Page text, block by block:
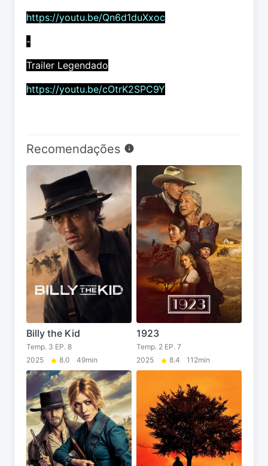
https://youtu.be/Qn6d1duXxoc
-
Trailer Legendado
https://youtu.be/cOtrK2SPC9Y
Recomendações
Billy the Kid
Temp. 3 EP. 8
2025
8.0 49min
1923
Temp. 2 EP. 7
2025
8.4 112min